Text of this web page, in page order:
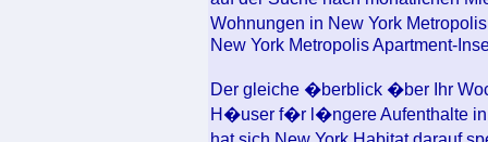
Wohnungen in New York
New York Metropolis Apartment-
Der gleiche �berblick �ber Ihr
H�user f�r l�ngere Aufenthalte